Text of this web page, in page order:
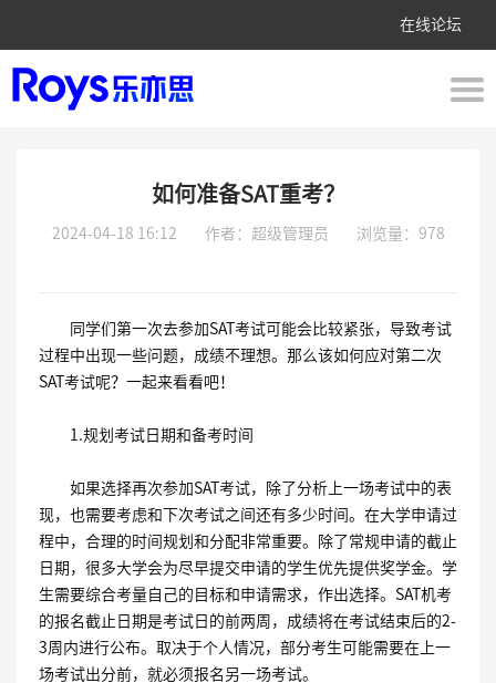
在线论坛
如何准备SAT重考？
2024-04-18 16:12 作者：超级管理员 浏览量：978
同学们第一次去参加SAT 考试可能会比较紧张，导致考试
过程中出现一些问题，成绩不理想。那么该如何应对第二次
SAT 考试呢？一起来看看吧！
1.规划考试日期和备考时间
如果选择再次参加SAT 考试，除了分析上一场考试中的表
现，也需要考虑和下次考试之间还有多少时间。在大学申请过
程中，合理的时间规划和分配非常重要。除了常规申请的截止
日期，很多大学会为尽早提交申请的学生优先提供奖学金。学
生需要综合考量自己的目标和申请需求，作出选择。 SAT 机考
的报名截止日期是考试日的前两周，成绩将在考试结束后的2-
3周内进行公布。取决于个人情况，部分考生可能需要在上一
场考试出分前，就必须报名另一场考试。